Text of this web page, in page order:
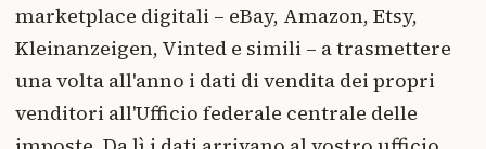
marketplace digitali – eBay, Amazon, Etsy,
Kleinanzeigen, Vinted e simili – a trasmettere
una volta all'anno i dati di vendita dei propri
venditori all'Ufficio federale centrale delle